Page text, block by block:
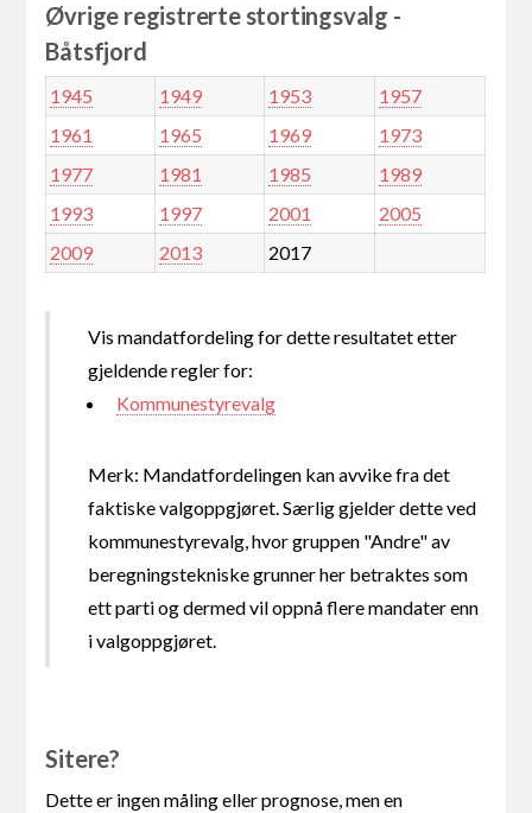
Øvrige registrerte stortingsvalg -
Båtsfjord
1945 1949 1953
1957
1961
1965 1969
1973
1977
1981 1985
1989
1993
1997 2001
2005
2009
2013 2017
Vis mandatfordeling for dette resultatet etter
gjeldende regler for:
Kommunestyrevalg
Merk: Mandatfordelingen kan avvike fra det
faktiske valgoppgjøret. Særlig gjelder dette ved
kommunestyrevalg, hvor gruppen "Andre" av
beregningstekniske grunner her betraktes som
ett parti og dermed vil oppnå flere mandater enn
i valgoppgjøret.
Sitere?
Dette er ingen måling eller prognose, men en